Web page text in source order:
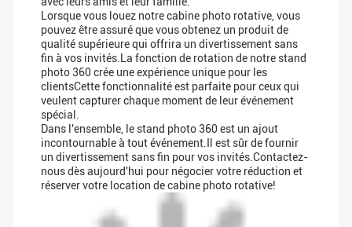
Lorsque vous louez notre cabine photo rotative, vous
pouvez être assuré que vous obtenez un produit de
qualité supérieure qui offrira un divertissement sans
fin à vos invités.La fonction de rotation de notre stand
photo 360 crée une expérience unique pour les
clientsCette fonctionnalité est parfaite pour ceux qui
veulent capturer chaque moment de leur événement
spécial.
Dans l'ensemble, le stand photo 360 est un ajout
incontournable à tout événement.Il est sûr de fournir
un divertissement sans fin pour vos invités.Contactez-
nous dès aujourd'hui pour négocier votre réduction et
réserver votre location de cabine photo rotative!